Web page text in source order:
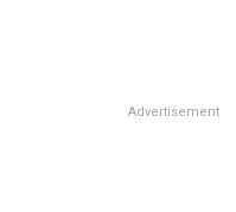
Advertisement